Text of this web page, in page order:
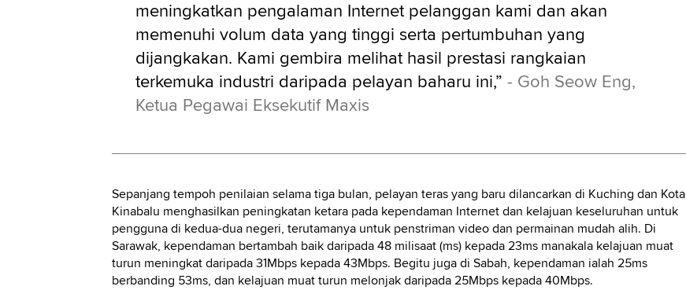
meningkatkan pengalaman Internet pelanggan kami dan akan
memenuhi volum data yang tinggi serta pertumbuhan yang
dijangkakan. Kami gembira melihat hasil prestasi rangkaian
terkemuka industri daripada pelayan baharu ini,” - Goh Seow Eng,
Ketua Pegawai Eksekutif Maxis
Sepanjang tempoh penilaian selama tiga bulan, pelayan teras yang baru dilancarkan di Kuching dan Kota
Kinabalu menghasilkan peningkatan ketara pada kependaman Internet dan kelajuan keseluruhan untuk
pengguna di kedua-dua negeri, terutamanya untuk penstriman video dan permainan mudah alih. Di
Sarawak, kependaman bertambah baik daripada 48 milisaat (ms) kepada 23ms manakala kelajuan muat
turun meningkat daripada 31Mbps kepada 43Mbps. Begitu juga di Sabah, kependaman ialah 25ms
berbanding 53ms, dan kelajuan muat turun melonjak daripada 25Mbps kepada 40Mbps.